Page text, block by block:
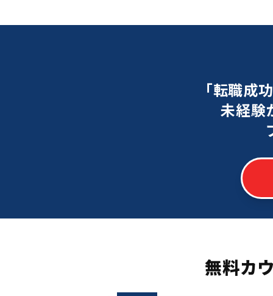
「転職成
未経験
無料カ